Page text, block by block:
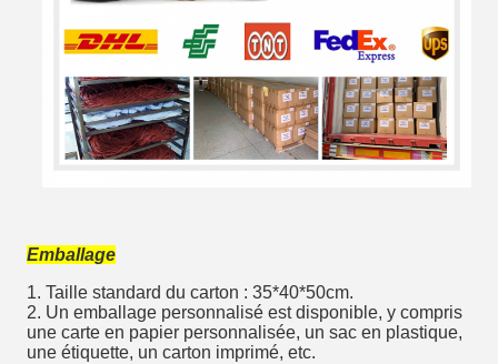
Emballage
1. Taille standard du carton : 35*40*50cm.
2. Un emballage personnalisé est disponible, y compris
une carte en papier personnalisée, un sac en plastique,
une étiquette, un carton imprimé, etc.